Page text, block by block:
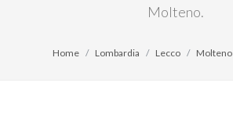
Molteno.
Home Lombardia Lecco Molteno